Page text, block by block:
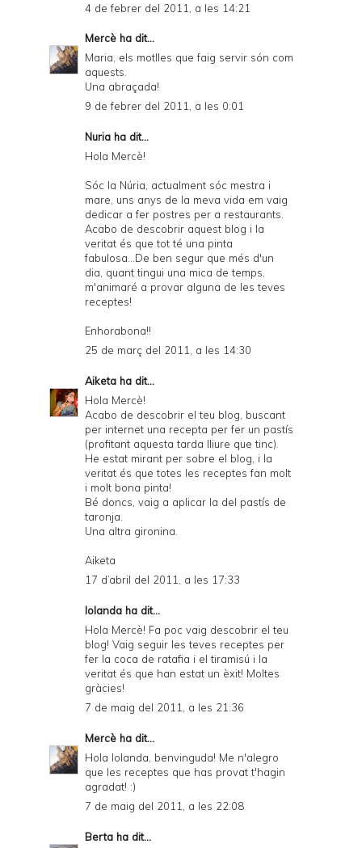
4 de febrer del 2011, a les 14:21
Mercè ha dit...
Maria, els motlles que faig servir són com
aquests
Una abraçada!
9 de febrer del 2011, a les 0:01
Nuria ha dit...
Hola Mercè!
Sóc la Núria, actualment sóc mestra i
mare, uns anys de la meva vida em vaig
dedicar a fer postres per a restaurants.
Acabo de descobrir aquest blog i la
veritat és que tot té una pinta
fabulosa...De ben segur que més d'un
dia, quant tingui una mica de temps,
m'animaré a provar alguna de les teves
receptes!
Enhorabona!!
25 de març del 2011, a les 14:30
Aiketa ha dit...
Hola Mercè!
Acabo de descobrir el teu blog, buscant
per internet una recepta per fer un pastís
(profitant aquesta tarda lliure que tinc).
He estat mirant per sobre el blog, i la
veritat és que totes les receptes fan molt
i molt bona pinta!
Bé doncs, vaig a aplicar la del pastís de
taronja.
Una altra gironina.
Aiketa
17 d’abril del 2011, a les 17:33
Iolanda ha dit...
Hola Mercè! Fa poc vaig descobrir el teu
blog! Vaig seguir les teves receptes per
fer la coca de ratafia i el tiramisú i la
veritat és que han estat un èxit! Moltes
gràcies!
7 de maig del 2011, a les 21:36
Mercè ha dit...
Hola Iolanda, benvinguda! Me n'alegro
que les receptes que has provat t'hagin
agradat! :)
7 de maig del 2011, a les 22:08
Berta ha dit...